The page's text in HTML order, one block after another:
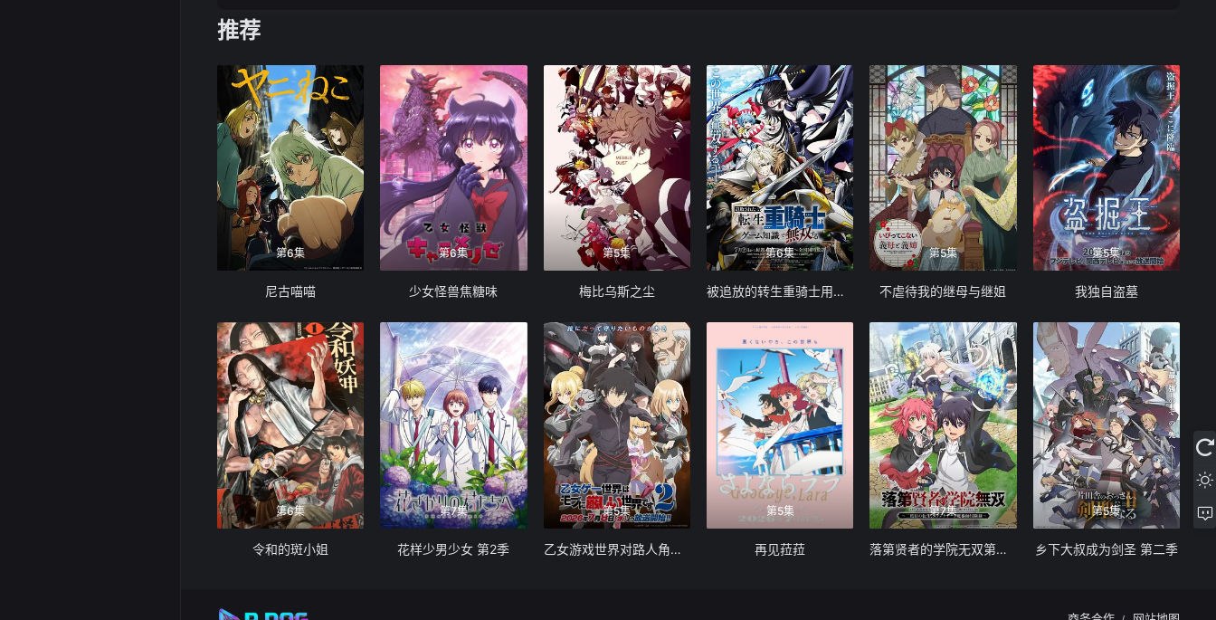
推荐
第6集
尼古喵喵
第6集
少女怪兽焦糖味
第5集
梅比乌斯之尘
第6集
被追放的转生重骑士用游戏知识开无双
第5集
不虐待我的继母与继姐
第5集
我独自盗墓
第6集
令和的斑小姐
第7集
花样少男少女 第2季
第5集
乙女游戏世界对路人角色很不友好 第二季
第5集
再见菈菈
第7集
落第贤者的学院无双第二回转生，S等级作弊魔术师冒险记
第5集
乡下大叔成为剑圣 第二季